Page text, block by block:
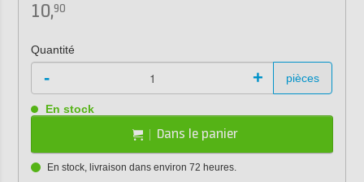
10,90
Quantité
- + pièces
En stock
Dans le panier
En stock, livraison dans environ 72 heures.